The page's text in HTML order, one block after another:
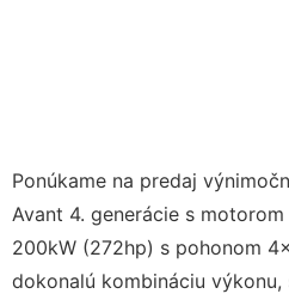
Ponúkame na predaj
Avant 4. generácie s
200kW (272hp) s pohonom
dokonalú kombináciu